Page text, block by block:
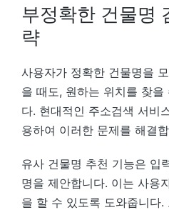
부정확한 건물명
략
사용자가 정확한 건물명을
을 때도, 원하는 위치를 찾
다. 현대적인 주소검색 서비
용하여 이러한 문제를 해결
유사 건물명 추천 기능은 입
명을 제안합니다. 이는 사용
을 할 수 있도록 도와줍니다